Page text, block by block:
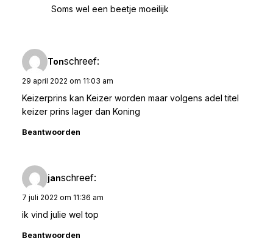
Soms wel een beetje moeilijk
Tonschreef:
29 april 2022 om 11:03 am
Keizerprins kan Keizer worden maar volgens adel titel
keizer prins lager dan Koning
Beantwoorden
janschreef:
7 juli 2022 om 11:36 am
ik vind julie wel top
Beantwoorden